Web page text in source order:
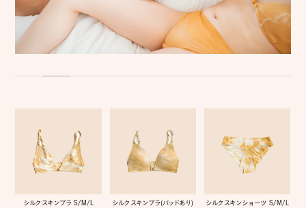
シルクスキンブラ S/M/L
シルクスキンブラ(パッドあり)
シルクスキンショーツ S/M/L